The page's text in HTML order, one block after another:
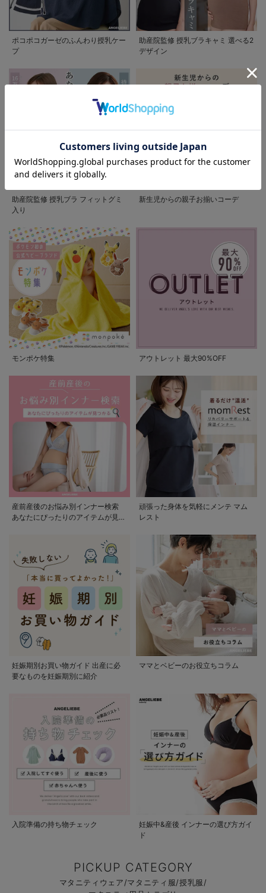
お気に入り商品を確認する
ポコポコガーゼのふんわり授乳ケー
プ
助産院監修 授乳ブラキャミ 選べる2
デザイン
助産院監修 授乳ブラ フィットグミ
入り
新生児からの親子お揃いコーデ
モンポケ特集 アウトレット 最大90%OFF
産前産後のお悩み別インナー検索
あなたにぴったりのアイテムが見つ
頑張った身体を気軽にメンテ マム
レスト
妊娠期別お買い物ガイド 出産に必
要なものを妊娠期別に紹介
ママとベビーのお役立ちコラム
入院準備の持ち物チェック
妊娠中&産後 インナーの選び方ガイ
ド
PICKUP CATEGORY
マタニティウェア/マタニティ服/授乳服/